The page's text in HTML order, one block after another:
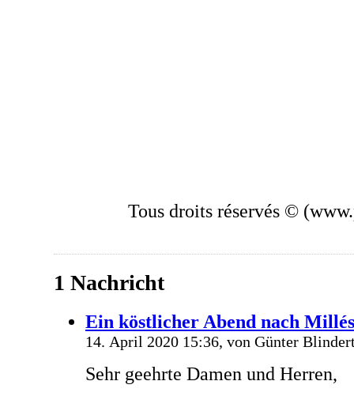
Tous droits réservés ©
1 Nachricht
Ein köstlicher Abend nach
14. April 2020 15:36, von Günter
Sehr geehrte Damen und Herren,